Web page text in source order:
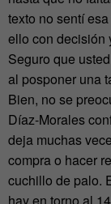
texto no sentí
ello con decisión
Seguro que
al posponer una
Bien, no se
Díaz-Morales
deja muchas
compra o hacer
cuchillo de palo.